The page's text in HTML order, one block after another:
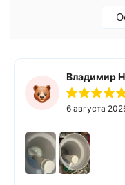
Владимир
6 августа